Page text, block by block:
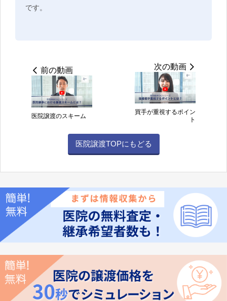
です。
前の動画
医院譲渡のスキーム
次の動画
買手が重視するポイン
ト
医院譲渡TOPにもどる